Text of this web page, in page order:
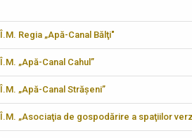
Î.M. Regia „Apă-Canal Bălţi"
Î.M. „Apă-Canal Cahul”
Î.M. „Apă-Canal Strășeni”
Î.M. „Asociaţia de gospodărire a spaţiilor